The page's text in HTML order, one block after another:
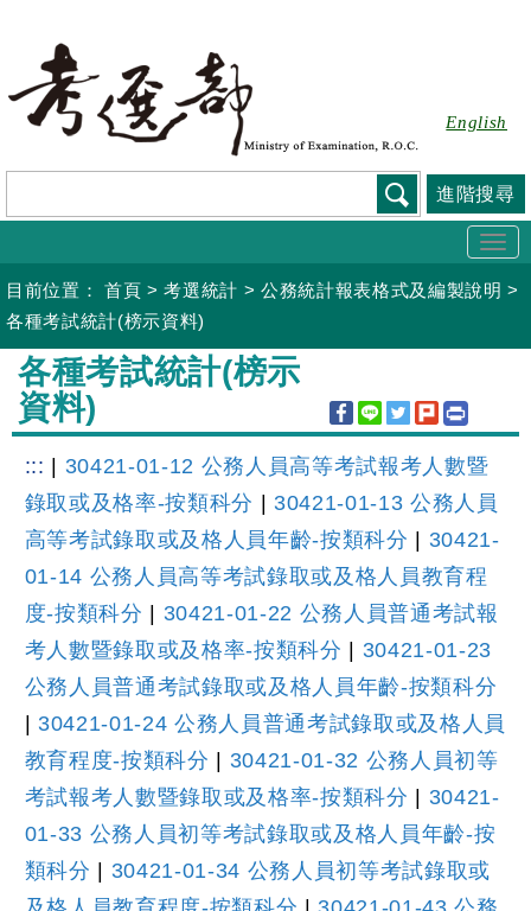
要
容
English
進階搜尋
目前位置： 首頁 >考選統計 >公務統計報表格式及編製說明 >
各種考試統計(榜示資料)
:::
各種考試統計(榜示
資料)
:::
30421-01-12 公務人員高等考試報考人數暨
錄取或及格率-按類科分
30421-01-13 公務人員
高等考試錄取或及格人員年齡-按類科分
30421-
01-14 公務人員高等考試錄取或及格人員教育程
度-按類科分
30421-01-22 公務人員普通考試報
考人數暨錄取或及格率-按類科分
30421-01-23
公務人員普通考試錄取或及格人員年齡-按類科分
30421-01-24 公務人員普通考試錄取或及格人員
教育程度-按類科分
30421-01-32 公務人員初等
考試報考人數暨錄取或及格率-按類科分
30421-
01-33 公務人員初等考試錄取或及格人員年齡-按
類科分
30421-01-34 公務人員初等考試錄取或